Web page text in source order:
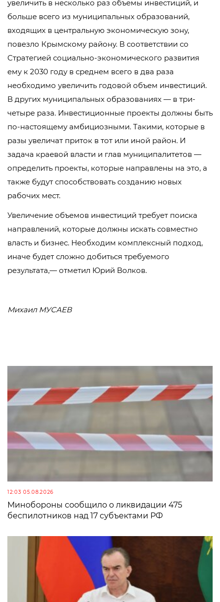
увеличить в несколько раз объемы инвестиций, и
больше всего из муниципальных образований,
входящих в центральную экономическую зону,
повезло Крымскому району. В соответствии со
Стратегией социально-экономического развития
ему к 2030 году в среднем всего в два раза
необходимо увеличить годовой объем инвестиций.
В других муниципальных образованиях — в три-
четыре раза. Инвестиционные проекты должны быть
по-настоящему амбициозными. Такими, которые в
разы увеличат приток в тот или иной район. И
задача краевой власти и глав муниципалитетов —
определить проекты, которые направлены на это, а
также будут способствовать созданию новых
рабочих мест.
Увеличение объемов инвестиций требует поиска
направлений, которые должны искать совместно
власть и бизнес. Необходим комплексный подход,
иначе будет сложно добиться требуемого
результата,— отметил Юрий Волков.
Михаил МУСАЕВ
12:03 05.08.2026
Минобороны сообщило о ликвидации 475
беспилотников над 17 субъектами РФ